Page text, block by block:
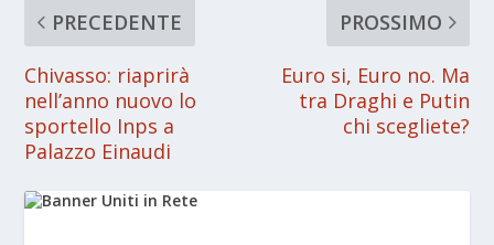
PRECEDENTE
Chivasso: riaprirà
nell’anno nuovo lo
sportello Inps a
Palazzo Einaudi
PROSSIMO
Euro si, Euro no. Ma
tra Draghi e Putin
chi scegliete?